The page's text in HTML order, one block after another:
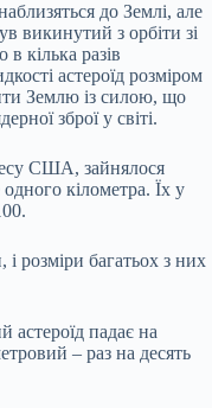
до Землі, але
викинутий з орбіти зі
кілька разів
астероїд розміром
Землю із силою, що
зброї у світі.
США, зайнялося
кілометра. Їх у
і розміри багатьох з них
астероїд падає на
– раз на десять